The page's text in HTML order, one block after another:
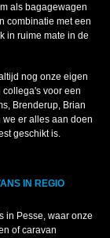
als bagagewagen
combinatie met een
in ruime mate in de
nog onze eigen
voor een
Brenderup, Brian
er alles aan doen
geschikt is.
IN REGIO
in Pesse, waar onze
of caravan